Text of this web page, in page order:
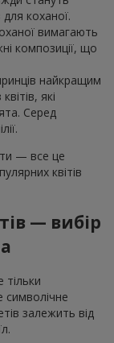
коханої.
вимагають
композиції, що
найкращим
які
Серед
— все це
квітів
— вибір
символічне
залежить від